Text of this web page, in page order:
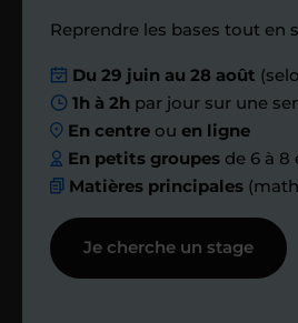
Nous
ensemble des
échanges
Afin de suivre le travail et
réalisés, votre
même vous proposons
Reprendre les bases tout en
Du 29 juin au 28 août
1h à 2h par jour sur une
En centre ouen ligne
En petits groupes de 6 à 8
Matières principales
Je cherche un stage